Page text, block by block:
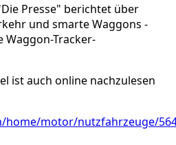
Presse" berichtet über
und smarte Waggons -
Tracker-
ist auch online nachzulesen
home/motor/nutzfahrzeuge/